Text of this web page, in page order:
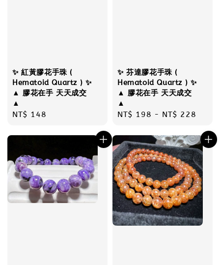
✨ 紅黃膠花手珠 (
Hematoid Quartz ) ✨
▲ 膠花在手 天天成交
▲
Regular
NT$ 148
✨ 芬達膠花手珠 (
Hematoid Quartz ) ✨
▲ 膠花在手 天天成交
▲
Regular
NT$ 198 - NT$ 228